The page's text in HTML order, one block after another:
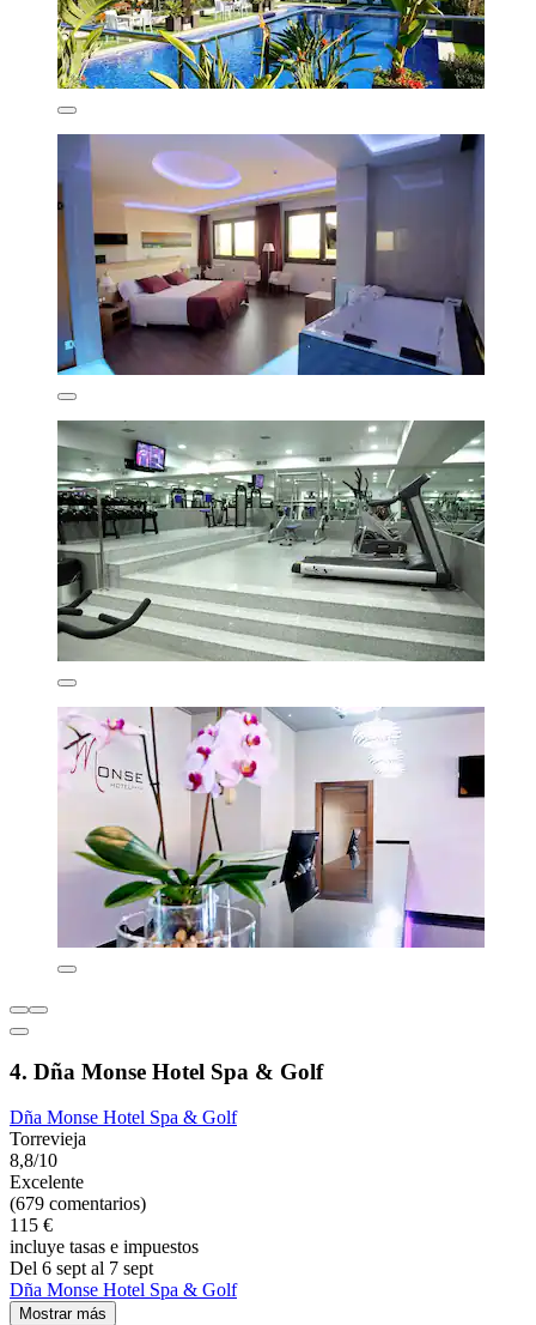
4. Dña Monse Hotel Spa & Golf
Dña Monse Hotel Spa & Golf
Torrevieja
8,8/10
Excelente
(679 comentarios)
115 €
incluye tasas e impuestos
Del 6 sept al 7 sept
Dña Monse Hotel Spa & Golf
Mostrar más